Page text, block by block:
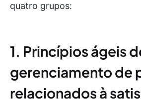
quatro grupos:
1. Princípios ágeis
gerenciamento de
relacionados à